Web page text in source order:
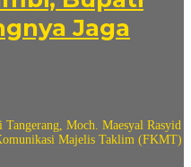
Jaga
Moch. Maesyal Rasyid
Majelis Taklim (FKMT)